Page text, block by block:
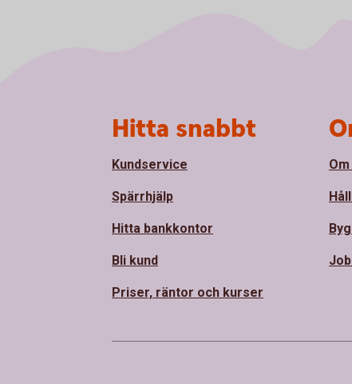
Hitta snabbt
Kundservice
Spärrhjälp
Hitta bankkontor
Bli kund
Priser, räntor och kurser